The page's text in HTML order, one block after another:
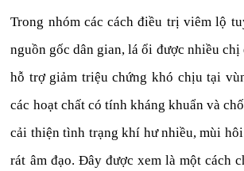
Trong nhóm các cách điều trị viêm lộ
nguồn gốc dân gian, lá ổi được nhiều chị
hỗ trợ giảm triệu chứng khó chịu tại
các hoạt chất có tính kháng khuẩn và
cải thiện tình trạng khí hư nhiều, mùi
rát âm đạo. Đây được xem là một cách